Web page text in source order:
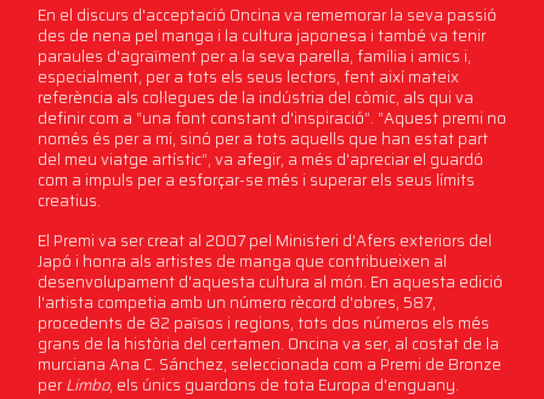
En el discurs d'acceptació Oncina va rememorar la seva passió
des de nena pel manga i la cultura japonesa i també va tenir
paraules d'agraïment per a la seva parella, família i amics i,
especialment, per a tots els seus lectors, fent així mateix
referència als col·legues de la indústria del còmic, als qui va
definir com a “una font constant d'inspiració”. “Aquest premi no
només és per a mi, sinó per a tots aquells que han estat part
del meu viatge artístic”, va afegir, a més d'apreciar el guardó
com a impuls per a esforçar-se més i superar els seus límits
creatius.
El Premi va ser creat al 2007 pel Ministeri d'Afers exteriors del
Japó i honra als artistes de manga que contribueixen al
desenvolupament d'aquesta cultura al món. En aquesta edició
l'artista competia amb un número rècord d'obres, 587,
procedents de 82 països i regions, tots dos números els més
grans de la història del certamen. Oncina va ser, al costat de la
murciana Ana C. Sánchez, seleccionada com a Premi de Bronze
perLimbo, els únics guardons de tota Europa d'enguany.